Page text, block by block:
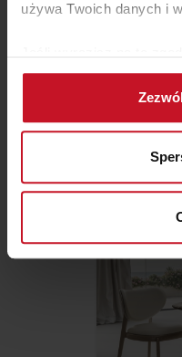
używa Twoich danych i
Gromadzić dane
geograficznej z
Identyfikować
(fingerprinting, czyli
Dowiedz się więcej
dane są przetwarzane
zmienić lub wycofać
Wykorzystujemy pliki
i reklam, aby oferować
analizować ruch w
ZAPYTAJ